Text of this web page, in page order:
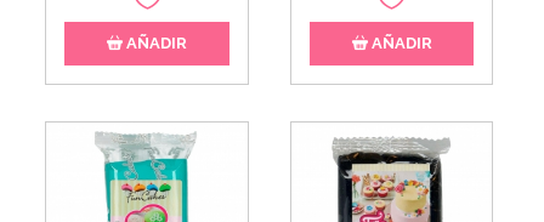
AÑADIR AÑADIR